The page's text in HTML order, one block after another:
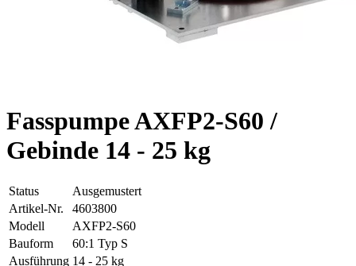
Fasspumpe AXFP2-S60 /
Gebinde 14 - 25 kg
Status
Ausgemustert
Artikel-Nr.
4603800
Modell
AXFP2-S60
Bauform
60:1 Typ S
Ausführung 14 - 25 kg